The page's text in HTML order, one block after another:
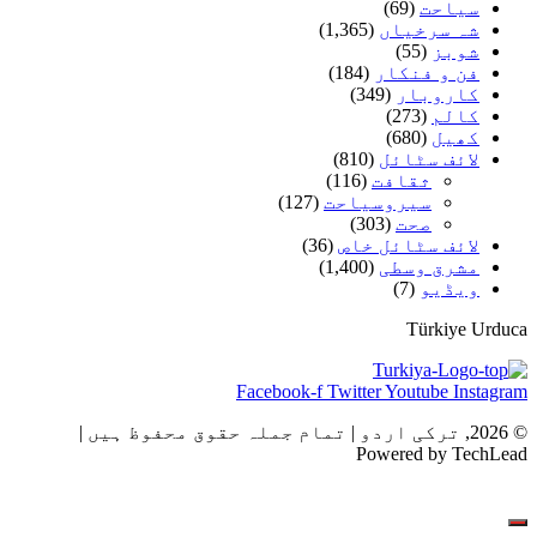
سیاحت (69)
شہ سرخیاں (1,365)
شوبز (55)
فن و فنکار (184)
کاروبار (349)
کالم (273)
کھیل (680)
لائف سٹائل (810)
ثقافت (116)
سیروسیاحت (127)
صحت (303)
لائف سٹائل خاص (36)
مشرق وسطی (1,400)
ویڈیو (7)
Türkiye Urduca
Facebook-f TwitterYoutube Instagram
© 2026, ترکی اردو | تمام جملہ حقوق محفوظ ہیں |
Powered by TechLead